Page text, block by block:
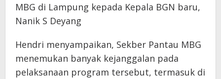
MBG di Lampung kepada Kepala BGN baru,
Nanik S Deyang
Hendri menyampaikan, Sekber Pantau MBG
menemukan banyak kejanggalan pada
pelaksanaan program tersebut, termasuk di